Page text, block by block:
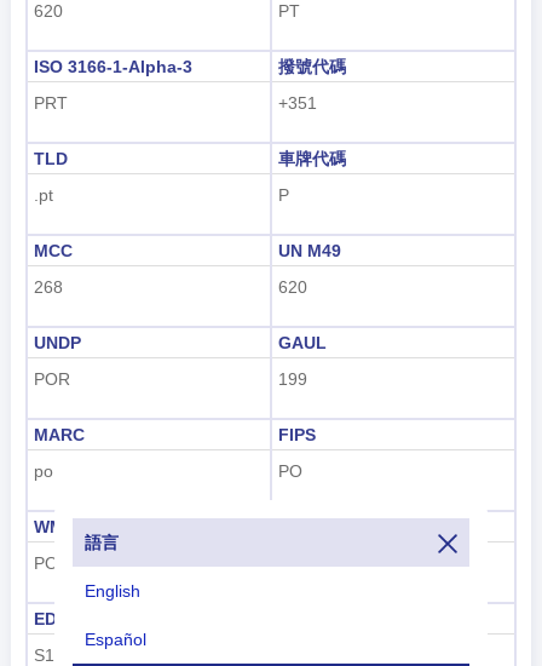
語言
English
Español
620
PT
ISO 3166-1-Alpha-3
PRT
撥號代碼
+351
TLD
.pt
車牌代碼
P
MCC
268
UN M49
620
UNDP
POR
GAUL
199
MARC
po
FIPS
PO
WMO
PO
POR
EDGAR
S1